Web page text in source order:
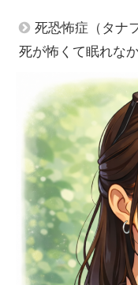
死恐怖症（タナ
死が怖くて眠れな